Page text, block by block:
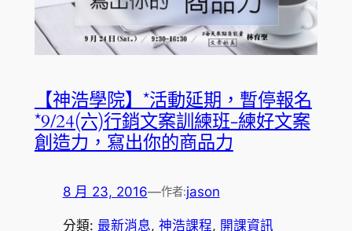
【神浩學院】*活動延期，暫停報名
*9/24(六)行銷文案訓練班-練好文案
創造力，寫出你的商品力
8 月 23, 2016—作者:jason
分類: 最新消息, 神浩課程, 開課資訊